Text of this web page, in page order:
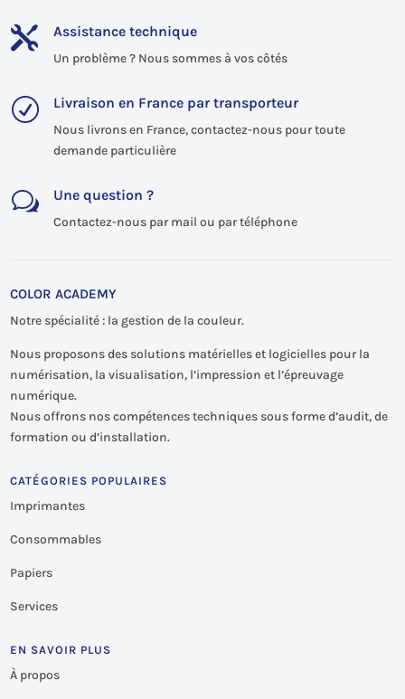
 Assistance technique
Un problème ? Nous sommes à vos côtés
R Livraison en France par transporteur
Nous livrons en France, contactez-nous pour toute
demande particulière
w Une question ?
Contactez-nous par mail ou par téléphone
COLOR ACADEMY
Notre spécialité : la gestion de la couleur.
Nous proposons des solutions matérielles et logicielles pour la
numérisation, la visualisation, l’impression et l’épreuvage
numérique.
Nous offrons nos compétences techniques sous forme d’audit, de
formation ou d’installation.
CATÉGORIES POPULAIRES
Imprimantes
Consommables
Papiers
Services
EN SAVOIR PLUS
À propos